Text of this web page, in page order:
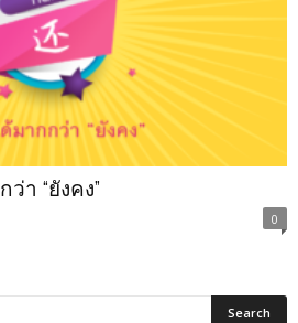
า “ยังคง”
0